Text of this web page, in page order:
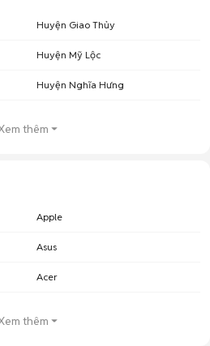
Huyện Giao Thủy
Huyện Mỹ Lộc
Huyện Nghĩa Hưng
thêm
Apple
Asus
Acer
thêm